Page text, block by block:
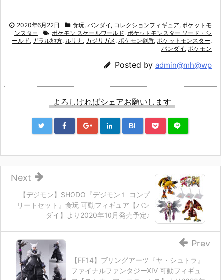
2020年6月22日 食玩, バンダイ , コレクションフィギュア, ポケットモ
ンスター
ポケモン スケールワールド, ポケットモンスター ソード・シ
ールド, ガラル地方, ルリナ, カジリガメ , ポケモン剣盾, ポケットモンスター,
バンダイ , ポケモン
Posted by admin@mh@wp
よろしければシェアお願いします
B!
【デジモン】SHODO『デジモン１ コンプ
リートセット』食玩 可動フィギュア【バン
ダイ】より2020年10月発売予定♪
Next
【FF14】ブリングアーツ『ヤ・シュトラ』
ファイナルファンタジーXIV 可動フィギュ
Prev